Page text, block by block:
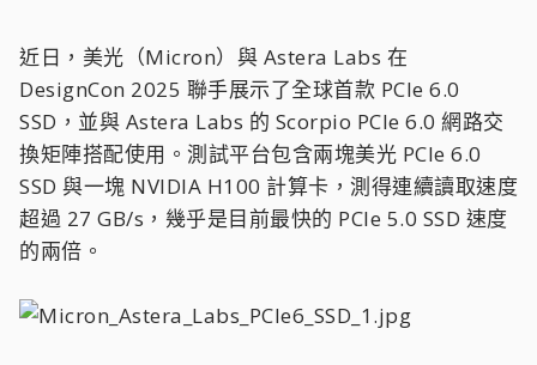
近日，美光（Micron）與 Astera Labs 在
DesignCon 2025 聯手展示了全球首款 PCIe 6.0
SSD，並與 Astera Labs 的 Scorpio PCIe 6.0 網路交
換矩陣搭配使用。測試平台包含兩塊美光 PCIe 6.0
SSD 與一塊 NVIDIA H100 計算卡，測得連續讀取速度
超過 27 GB/s，幾乎是目前最快的 PCIe 5.0 SSD 速度
的兩倍。